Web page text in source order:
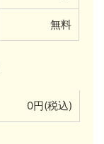
無料
0円(税込)